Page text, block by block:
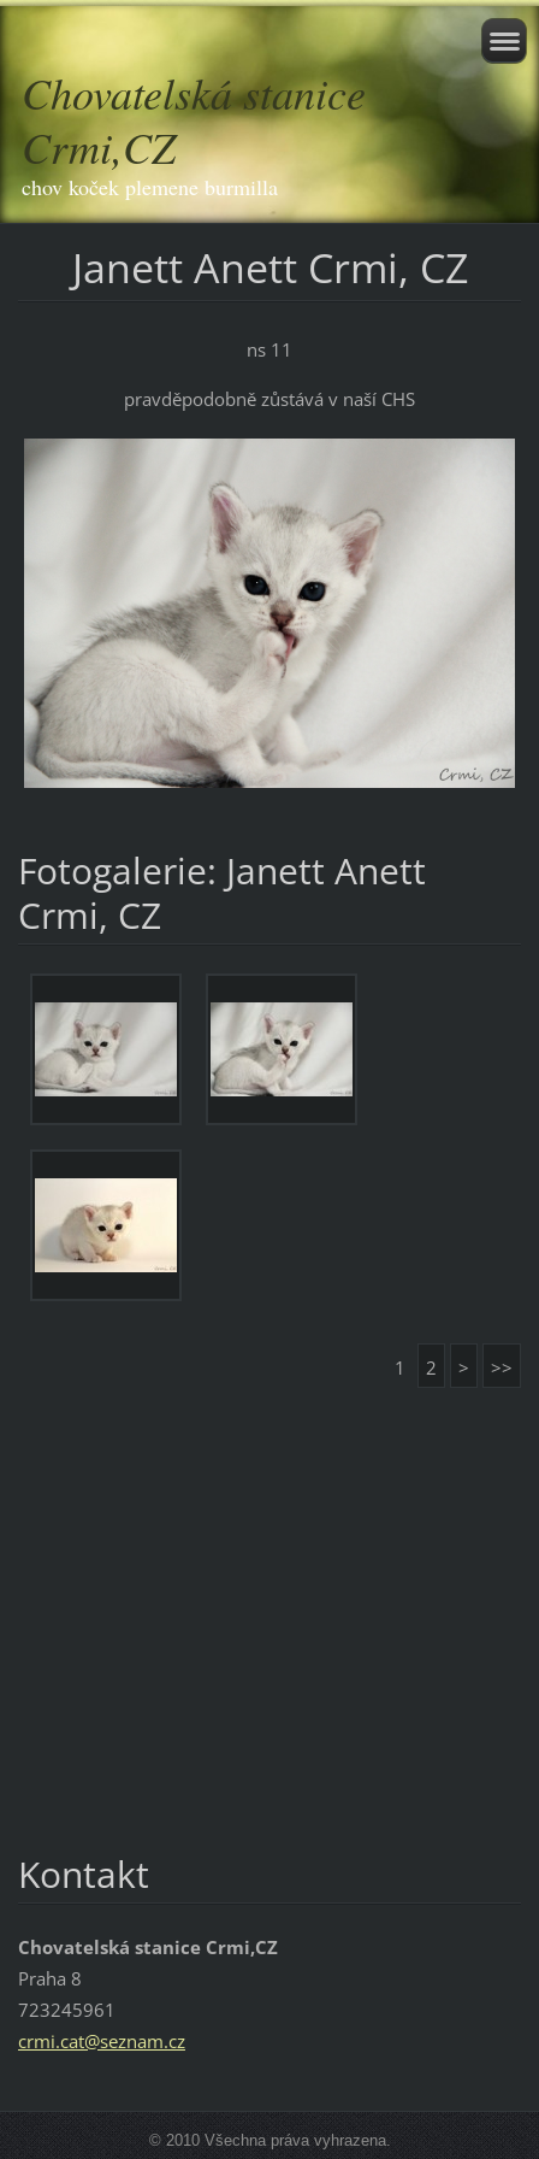
Chovatelská stanice
Crmi,CZ
chov koček plemene burmilla
Janett Anett Crmi, CZ
ns 11
pravděpodobně zůstává v naší CHS
Fotogalerie: Janett Anett
Crmi, CZ
1 2 > >>
Kontakt
Chovatelská stanice Crmi,CZ
Praha 8
723245961
crmi.cat@seznam.cz
© 2010 Všechna práva vyhrazena.